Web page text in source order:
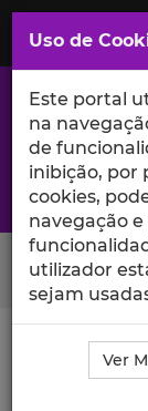
Saltar
para
Conteúdo
Principal
A excelência
Search
Ciência_Iscte
Uso de
Este portal
na
de
inibição, por
cookies,
navegação
utilizador
sejam
Ver